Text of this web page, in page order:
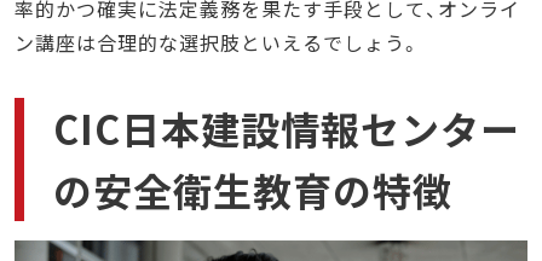
率的かつ確実に法定義務を果たす手段として、オンライ
ン講座は合理的な選択肢といえるでしょう。
CIC日本建設情報センター
の安全衛生教育の特徴